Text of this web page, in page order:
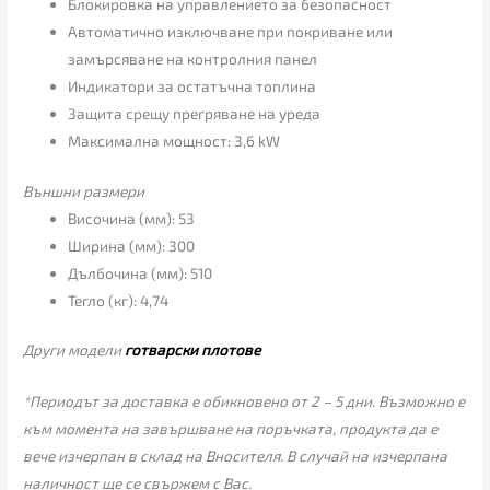
Блокировка на управлението за безопасност
Автоматично изключване при покриване или
замърсяване на контролния панел
Индикатори за остатъчна топлина
Защита срещу прегряване на уреда
Максимална мощност: 3,6 kW
Външни размери
Височина (мм): 53
Ширина (мм): 300
Дълбочина (мм): 510
Тегло (кг): 4,74
Други моделиготварски плотове
*Периодът за доставка е обикновено от 2 – 5 дни. Възможно е
към момента на завършване на поръчката, продукта да е
вече изчерпан в склад на Вносителя. В случай на изчерпана
наличност ще се свържем с Вас.